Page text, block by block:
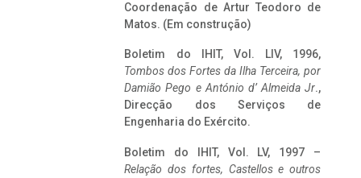
Coordenação de Artur Teodoro de
Matos. (Em construção)
Boletim do IHIT, Vol. LIV, 1996,
Tombos dos Fortes da Ilha Terceira, por
Damião Pego e António d’ Almeida Jr.,
Direcção dos Serviços de
Engenharia do Exército.
Boletim do IHIT, Vol. LV, 1997 –
Relação dos fortes, Castellos e outros